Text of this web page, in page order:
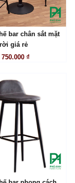
LIÊN HỆ
bar chân sắt mặt
giá rẻ
750.000 ₫